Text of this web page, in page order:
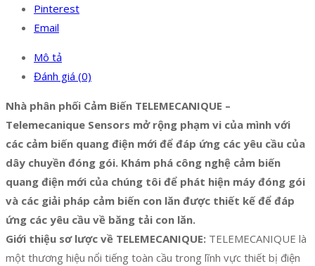
Pinterest
Email
Mô tả
Đánh giá (0)
Nhà phân phối Cảm Biến TELEMECANIQUE –
Telemecanique Sensors mở rộng phạm vi của mình với
các cảm biến quang điện mới để đáp ứng các yêu cầu của
dây chuyền đóng gói. Khám phá công nghệ cảm biến
quang điện mới của chúng tôi để phát hiện máy đóng gói
và các giải pháp cảm biến con lăn được thiết kế để đáp
ứng các yêu cầu về băng tải con lăn.
Giới thiệu sơ lược về TELEMECANIQUE: TELEMECANIQUE là
một thương hiệu nổi tiếng toàn cầu trong lĩnh vực thiết bị điện